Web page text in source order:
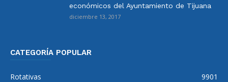
económicos del Ayuntamiento de Tijuana
diciembre 13, 2017
CATEGORÍA POPULAR
Rotativas
9901